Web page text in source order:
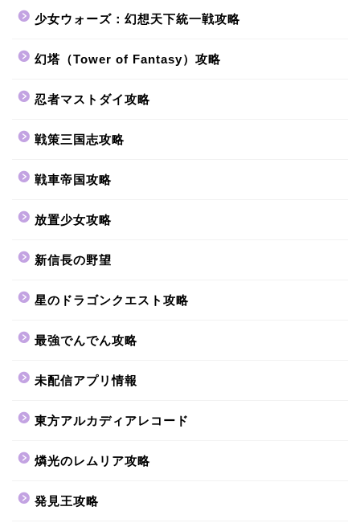
少女ウォーズ：幻想天下統一戦攻略
幻塔（Tower of Fantasy）攻略
忍者マストダイ攻略
戦策三国志攻略
戦車帝国攻略
放置少女攻略
新信長の野望
星のドラゴンクエスト攻略
最強でんでん攻略
未配信アプリ情報
東方アルカディアレコード
燐光のレムリア攻略
発見王攻略